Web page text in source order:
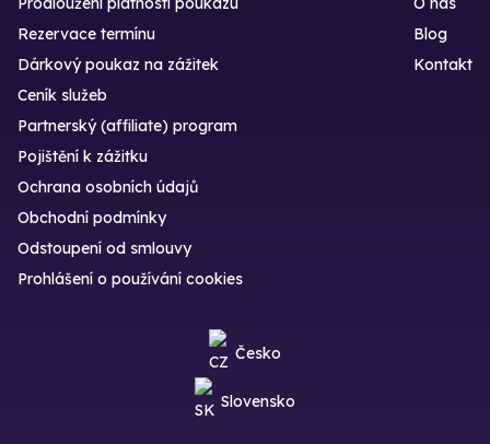
Rezervace termínu
Dárkový poukaz na zážitek
Blog
Kontakt
Ceník služeb
Partnerský (affiliate) program
Pojištění k zážitku
Ochrana osobních údajů
Obchodní podmínky
Odstoupení od smlouvy
Prohlášení o používání cookies
Česko
Slovensko